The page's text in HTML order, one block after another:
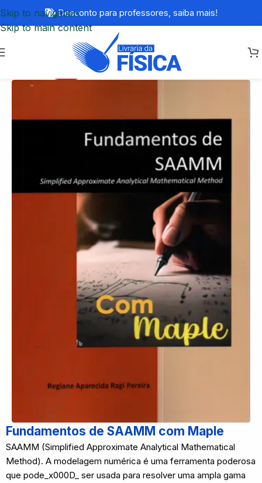
Skip to navigation
Skip to main content
Desconto para professores, saiba mais!
Fundamentos de SAAMM com Maple
SAAMM (Simplified Approximate Analytical Mathematical
Method). A modelagem numérica é uma ferramenta poderosa
que pode_x000D_ ser usada para resolver uma ampla gama